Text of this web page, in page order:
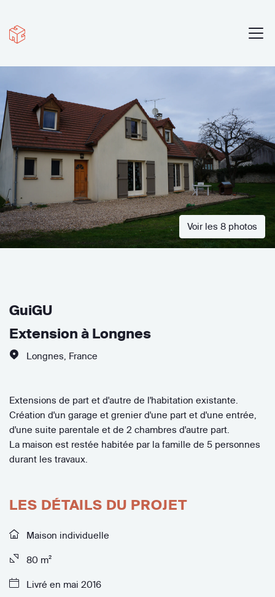
Voir les 8 photos
GuiGU
Extension à Longnes
Longnes France
Extensions de part et d'autre de l'habitation existante.
Création d'un garage et grenier d'une part et d'une entrée,
d'une suite parentale et de 2 chambres d'autre part.
La maison est restée habitée par la famille de 5 personnes
durant les travaux.
LES DÉTAILS DU PROJET
Maison individuelle
80 m²
Livré en mai 2016